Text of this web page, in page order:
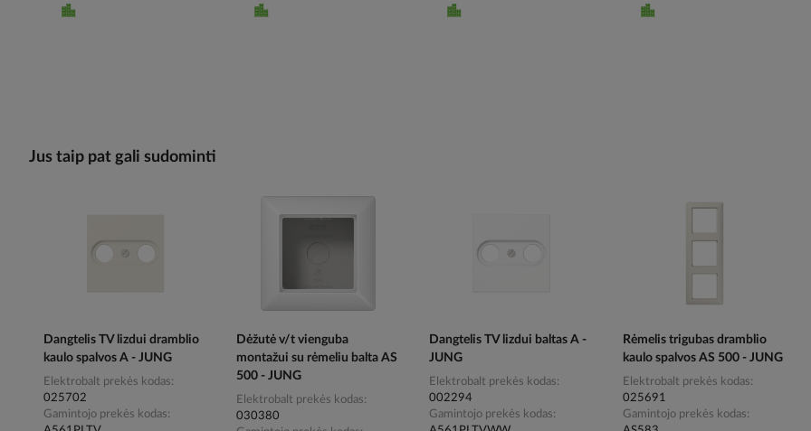
Jus taip pat gali sudominti
Dangtelis TV lizdui dramblio
kaulo spalvos A - JUNG
Elektrobalt prekės kodas
025702
Gamintojo prekės kodas
Dėžutė v/t vienguba
montažui su rėmeliu balta AS
500 - JUNG
Elektrobalt prekės kodas
030380
Dangtelis TV lizdui baltas A -
JUNG
Elektrobalt prekės kodas
002294
Gamintojo prekės kodas
Rėmelis trigubas dramblio
kaulo spalvos AS 500 - JUNG
Elektrobalt prekės kodas
025691
Gamintojo prekės kodas